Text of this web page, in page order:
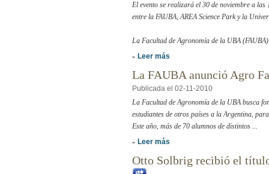
El evento se realizará el 30 de noviembre a
entre la FAUBA, AREA Science Park y la
La Facultad de Agronomía de la UBA
» Leer más
La FAUBA anunció Agro
Publicada el 02-11-2010
La Facultad de Agronomía de la UBA busca
estudiantes de otros países a la Argentina,
Este año, más de 70 alumnos de distintos ...
» Leer más
Otto Solbrig recibió el